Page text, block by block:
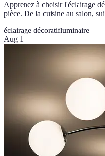
Apprenez à choisir l'éclairage
pièce. De la cuisine au salon,
éclairage décoratifluminaire
Aug 1